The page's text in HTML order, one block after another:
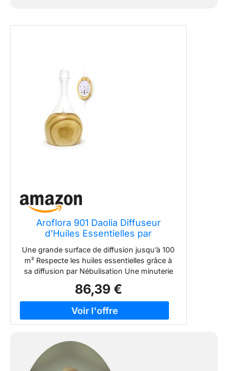
Aroflora 901 Daolia Diffuseur
d'Huiles Essentielles par
Nébulisation en Verre et Bois
Une grande surface de diffusion jusqu’à 100
m² Respecte les huiles essentielles grâce à
sa diffusion par Nébulisation Une minuterie
intégré dans une télécommande filaire Un
bouchon orientable à 360°c pour choisir la
direction de votre diffusion Garanti 2 ans
86,39 €